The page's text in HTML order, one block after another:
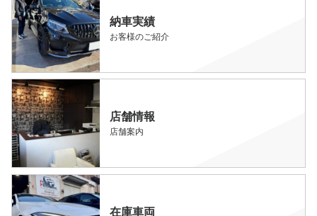
納車実績
お客様のご紹介
店舗情報
店舗案内
在庫車両